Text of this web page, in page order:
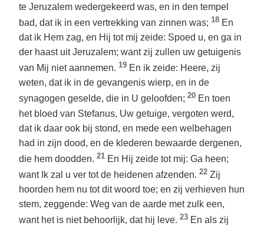
te Jeruzalem wedergekeerd was, en in den tempel
bad, dat ik in een vertrekking van zinnen was; 18 En
dat ik Hem zag, en Hij tot mij zeide: Spoed u, en ga in
der haast uit Jeruzalem; want zij zullen uw getuigenis
van Mij niet aannemen. 19 En ik zeide: Heere, zij
weten, dat ik in de gevangenis wierp, en in de
synagogen geselde, die in U geloofden; 20 En toen
het bloed van Stefanus, Uw getuige, vergoten werd,
dat ik daar ook bij stond, en mede een welbehagen
had in zijn dood, en de klederen bewaarde dergenen,
die hem doodden. 21 En Hij zeide tot mij: Ga heen;
want Ik zal u ver tot de heidenen afzenden. 22 Zij
hoorden hem nu tot dit woord toe; en zij verhieven hun
stem, zeggende: Weg van de aarde met zulk een,
want het is niet behoorlijk, dat hij leve. 23 En als zij